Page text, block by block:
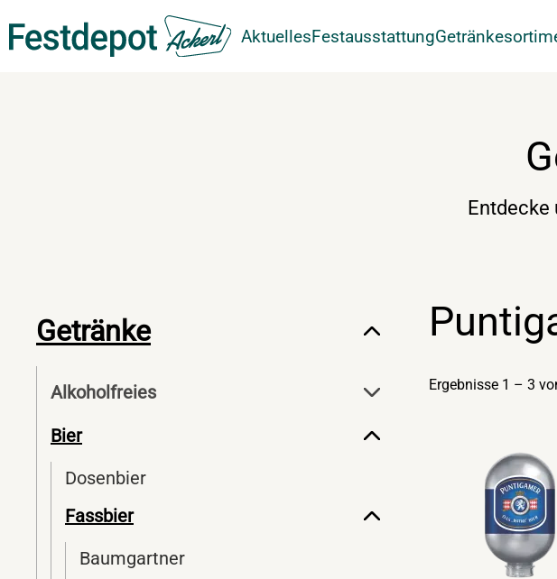
Zum Hauptinhalt springen AktuellesFestausstattung
Entdecke
Getränke
Alkoholfreies
Bier
Dosenbier
Fassbier
Baumgartner
Ergebnisse 1 – 3